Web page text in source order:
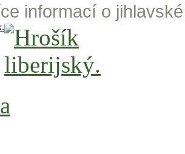
informací o